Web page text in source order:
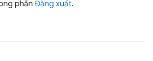
phần Đăng xuất.